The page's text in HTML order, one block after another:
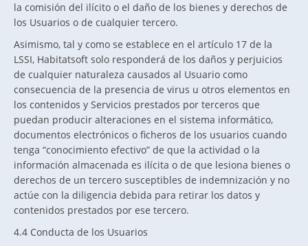
la comisión del ilícito o el daño de los bienes y derechos de
los Usuarios o de cualquier tercero.
Asimismo, tal y como se establece en el artículo 17 de la
LSSI, Habitatsoft solo responderá de los daños y perjuicios
de cualquier naturaleza causados al Usuario como
consecuencia de la presencia de virus u otros elementos en
los contenidos y Servicios prestados por terceros que
puedan producir alteraciones en el sistema informático,
documentos electrónicos o ficheros de los usuarios cuando
tenga “conocimiento efectivo” de que la actividad o la
información almacenada es ilícita o de que lesiona bienes o
derechos de un tercero susceptibles de indemnización y no
actúe con la diligencia debida para retirar los datos y
contenidos prestados por ese tercero.
4.4 Conducta de los Usuarios